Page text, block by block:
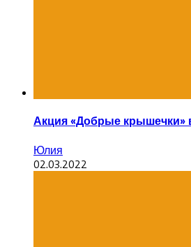
Акция «Добрые крышечки»
Юлия
02.03.2022